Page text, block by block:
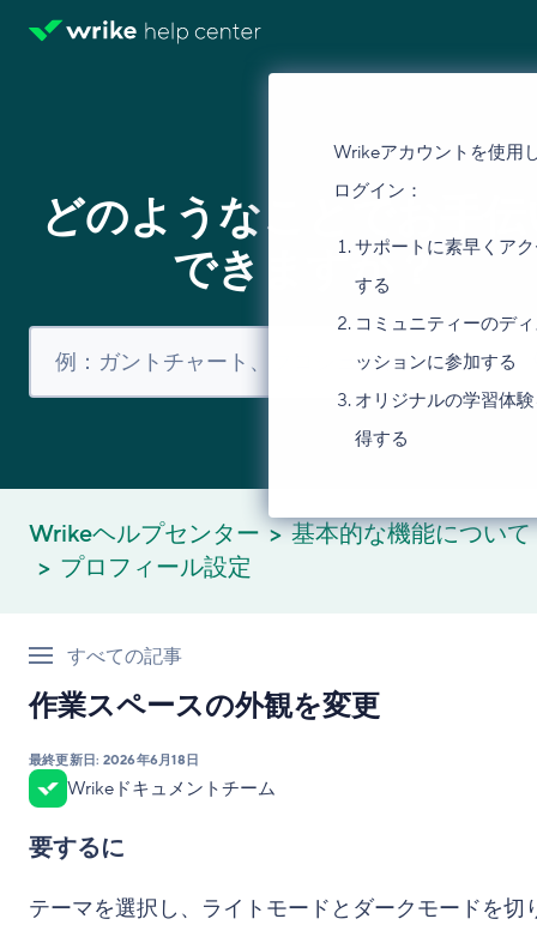
Wrikeアカウントを使用
ログイン：
サポートに素早くア
する
コミュニティーのデ
ッションに参加する
オリジナルの学習体
得する
どのようなことでお手
できますか？
Wrikeヘルプセンター
基本的な機能について
プロフィール設定
すべての記事
作業スペースの外観を変更
最終更新日: 2026年6月18日
Wrikeドキュメントチーム
要するに
テーマを選択し、ライトモードとダークモードを切